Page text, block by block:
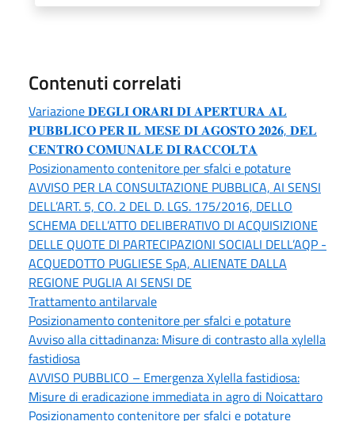
Contenuti correlati
Variazione 𝐃𝐄𝐆𝐋𝐈 𝐎𝐑𝐀𝐑𝐈 𝐃𝐈 𝐀𝐏𝐄𝐑𝐓𝐔𝐑𝐀 𝐀𝐋
𝐏𝐔𝐁𝐁𝐋𝐈𝐂𝐎 𝐏𝐄𝐑 𝐈𝐋 𝐌𝐄𝐒𝐄 𝐃𝐈 𝐀𝐆𝐎𝐒𝐓𝐎 𝟐𝟎𝟐𝟔, 𝐃𝐄𝐋
𝐂𝐄𝐍𝐓𝐑𝐎 𝐂𝐎𝐌𝐔𝐍𝐀𝐋𝐄 𝐃𝐈 𝐑𝐀𝐂𝐂𝐎𝐋𝐓𝐀
Posizionamento contenitore per sfalci e potature
AVVISO PER LA CONSULTAZIONE PUBBLICA, AI SENSI
DELL’ART. 5, CO. 2 DEL D. LGS. 175/2016, DELLO
SCHEMA DELL’ATTO DELIBERATIVO DI ACQUISIZIONE
DELLE QUOTE DI PARTECIPAZIONI SOCIALI DELL’AQP -
ACQUEDOTTO PUGLIESE SpA, ALIENATE DALLA
REGIONE PUGLIA AI SENSI DE
Trattamento antilarvale
Posizionamento contenitore per sfalci e potature
Avviso alla cittadinanza: Misure di contrasto alla xylella
fastidiosa
AVVISO PUBBLICO – Emergenza Xylella fastidiosa:
Misure di eradicazione immediata in agro di Noicattaro
Posizionamento contenitore per sfalci e potature